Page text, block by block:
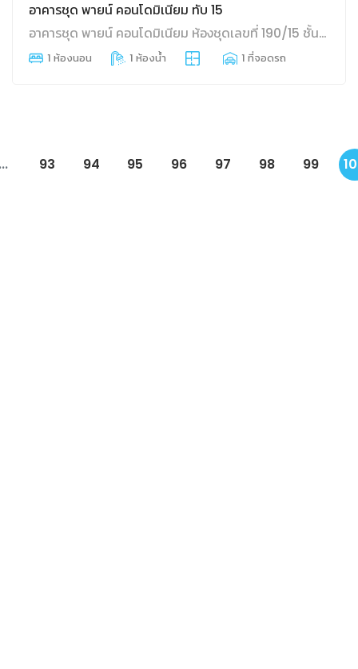
อาคารชุด พายน์ คอนโดมิเนียม ทับ 15
อาคารชุด พายน์ คอนโดมิเนียม ห้องชุดเลขที่ 190/15 ชั้นที่ 3 อาคาร ขนาด 33.28 ตร.ม. ปากเกร็ด ปากเกร็ด นนทบุรี
1 ห้องนอน 1 ห้องน้ำ 1 ที่จอดรถ
93 94 95 96 97 98 99